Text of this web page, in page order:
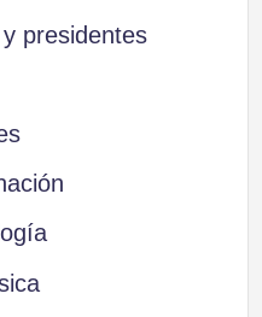
presidentes